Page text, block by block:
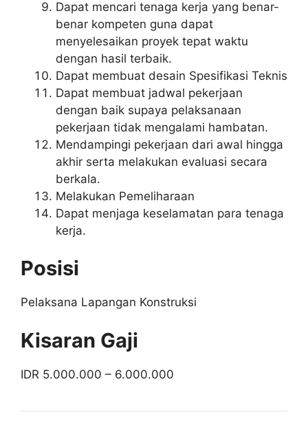
Dapat mencari tenaga kerja yang benar-
benar kompeten guna dapat
menyelesaikan proyek tepat waktu
dengan hasil terbaik.
Dapat membuat desain Spesifikasi Teknis
Dapat membuat jadwal pekerjaan
dengan baik supaya pelaksanaan
pekerjaan tidak mengalami hambatan.
Mendampingi pekerjaan dari awal hingga
akhir serta melakukan evaluasi secara
berkala.
Melakukan Pemeliharaan
Dapat menjaga keselamatan para tenaga
kerja.
Posisi
Pelaksana Lapangan Konstruksi
Kisaran Gaji
IDR 5.000.000 – 6.000.000